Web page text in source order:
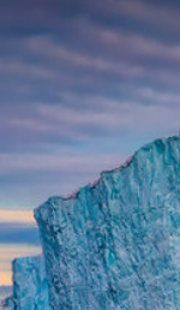
Арктическое